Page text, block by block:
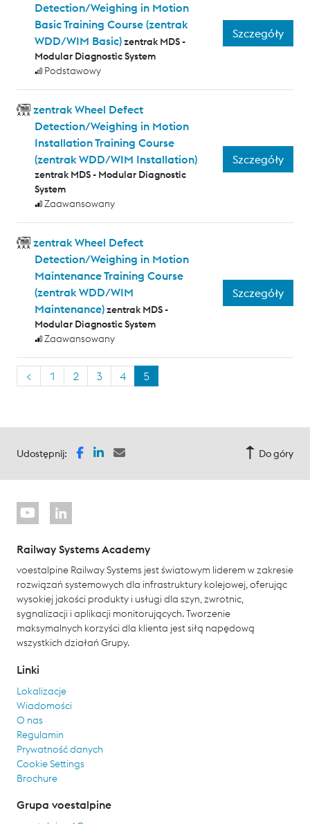
Detection/Weighing in Motion
Basic Training Course (zentrak
WDD/WIM Basic)zentrak MDS -
Modular Diagnostic System
Podstawowy
Szczegóły
zentrak Wheel Defect
Detection/Weighing in Motion
Installation Training Course
(zentrak WDD/WIM Installation)
zentrak MDS - Modular Diagnostic
System
Zaawansowany
Szczegóły
zentrak Wheel Defect
Detection/Weighing in Motion
Maintenance Training Course
(zentrak WDD/WIM
Maintenance)zentrak MDS -
Modular Diagnostic System
Zaawansowany
Szczegóły
< 1 2 3 4 5
Udostępnij: Do góry
Railway Systems Academy
voestalpine Railway Systems jest światowym liderem w zakresie
rozwiązań systemowych dla infrastruktury kolejowej, oferując
wysokiej jakości produkty i usługi dla szyn, zwrotnic,
sygnalizacji i aplikacji monitorujących. Tworzenie
maksymalnych korzyści dla klienta jest siłą napędową
wszystkich działań Grupy.
Linki
Lokalizacje
Wiadomości
O nas
Regulamin
Prywatność danych
Cookie Settings
Brochure
Grupa voestalpine